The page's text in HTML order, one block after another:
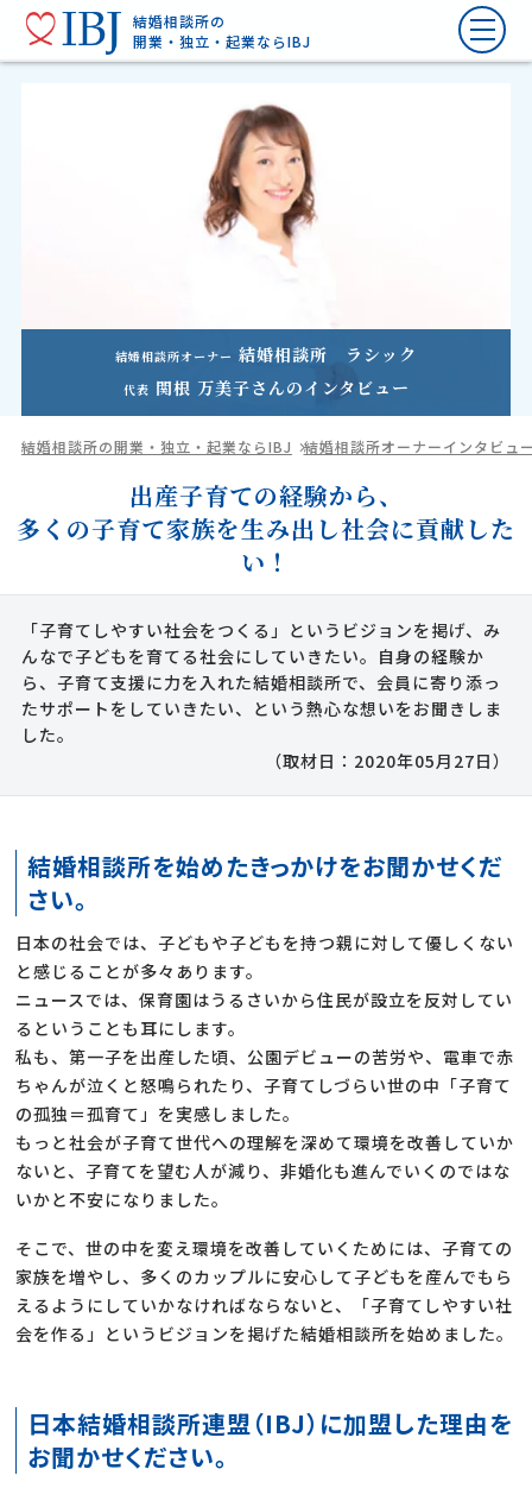
結婚相談所の
開業・独立・起業ならIBJ
結婚相談所オーナー 結婚相談所 ラシック
代表 関根 万美子さんのインタビュー
結婚相談所の開業・独立・起業ならIBJ 結婚相談所オーナーインタビュ
出産子育ての経験から、
多くの子育て家族を生み出し社会に貢献した
い！
「子育てしやすい社会をつくる」というビジョンを掲げ、み
んなで子どもを育てる社会にしていきたい。自身の経験か
ら、子育て支援に力を入れた結婚相談所で、会員に寄り添っ
たサポートをしていきたい、という熱心な想いをお聞きしま
した。
（取材日：2020年05月27日）
結婚相談所を始めたきっかけをお聞かせくだ
さい。
日本の社会では、子どもや子どもを持つ親に対して優しくない
と感じることが多々あります。
ニュースでは、保育園はうるさいから住民が設立を反対してい
るということも耳にします。
私も、第一子を出産した頃、公園デビューの苦労や、電車で赤
ちゃんが泣くと怒鳴られたり、子育てしづらい世の中「子育て
の孤独＝孤育て」を実感しました。
もっと社会が子育て世代への理解を深めて環境を改善していか
ないと、子育てを望む人が減り、非婚化も進んでいくのではな
いかと不安になりました。
そこで、世の中を変え環境を改善していくためには、子育ての
家族を増やし、多くのカップルに安心して子どもを産んでもら
えるようにしていかなければならないと、「子育てしやすい社
会を作る」というビジョンを掲げた結婚相談所を始めました。
日本結婚相談所連盟（IBJ）に加盟した理由を
お聞かせください。